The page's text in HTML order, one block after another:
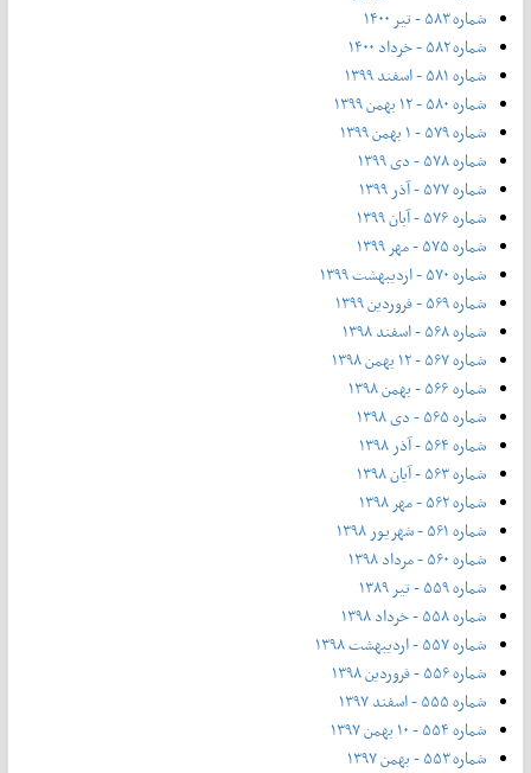
شماره ۵۸۳ - تیر ۱۴۰۰
شماره ۵۸۲ - خرداد ۱۴۰۰
شماره ۵۸۱ - اسفند ۱۳۹۹
شماره ۵۸۰ - ۱۲ بهمن ۱۳۹۹
شماره ۵۷۹ - ۱ بهمن ۱۳۹۹
شماره ۵۷۸ - دی ۱۳۹۹
شماره ۵۷۷ - آذر ۱۳۹۹
شماره ۵۷۶ - آبان ۱۳۹۹
شماره ۵۷۵ - مهر ۱۳۹۹
شماره ۵۷۰ - اردیبهشت ۱۳۹۹
شماره ۵۶۹ - فروردین ۱۳۹۹
شماره ۵۶۸ - اسفند ۱۳۹۸
شماره ۵۶۷ - ۱۲ بهمن ۱۳۹۸
شماره ۵۶۶ - بهمن ۱۳۹۸
شماره ۵۶۵ - دی ۱۳۹۸
شماره ۵۶۴ - آذر ۱۳۹۸
شماره ۵۶۳ - آیان ۱۳۹۸
شماره ۵۶۲ - مهر ۱۳۹۸
شماره ۵۶۱ - شهریور ۱۳۹۸
شماره ۵۶۰ - مرداد ۱۳۹۸
شماره ۵۵۹ - تیر ۱۳۸۹
شماره ۵۵۸ - خرداد ۱۳۹۸
شماره ۵۵۷ - اردیبهشت ۱۳۹۸
شماره ۵۵۶ - فروردین ۱۳۹۸
شماره ۵۵۵ - اسفند ۱۳۹۷
شماره ۵۵۴ - ۱۰ بهمن ۱۳۹۷
شماره ۵۵۳ - بهمن ۱۳۹۷